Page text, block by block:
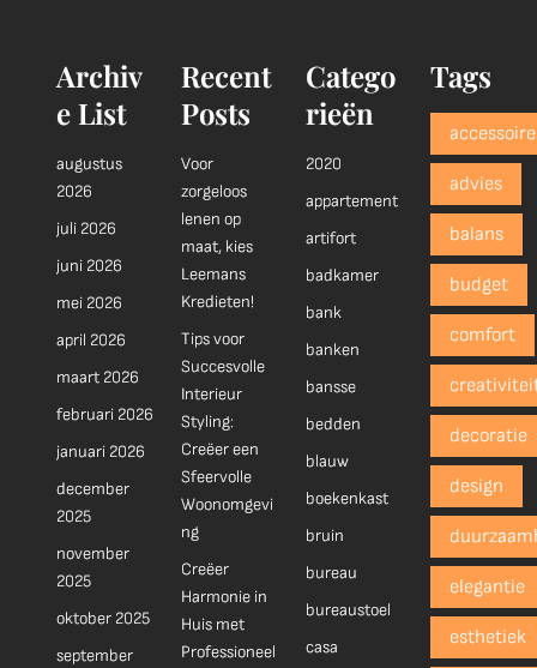
Archiv
e List
augustus
2026
juli 2026
juni 2026
mei 2026
april 2026
maart 2026
februari 2026
januari 2026
december
2025
november
2025
oktober 2025
september
Recent
Posts
Voor
zorgeloos
lenen op
maat, kies
Leemans
Kredieten!
Tips voor
Succesvolle
Interieur
Styling:
Creëer een
Sfeervolle
Woonomgevi
ng
Creëer
Harmonie in
Huis met
Professioneel
Catego
rieën
2020
appartement
artifort
badkamer
bank
banken
bansse
bedden
blauw
boekenkast
bruin
bureau
bureaustoel
casa
Tags
advies
balans
budget
comfort
decoratie
design
elegantie
esthetiek